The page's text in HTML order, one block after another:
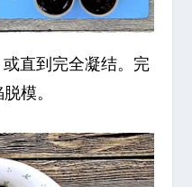
或直到完全凝结。完
模。